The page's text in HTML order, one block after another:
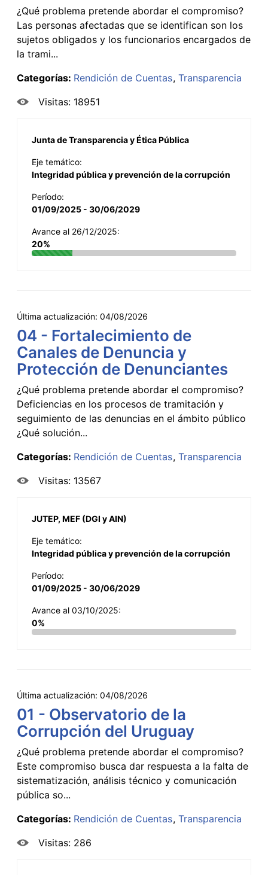
¿Qué problema pretende abordar el compromiso?
Las personas afectadas que se identifican son los
sujetos obligados y los funcionarios encargados de
la trami...
Categorías: Rendición de Cuentas Transparencia
Visitas: 18951
Junta de Transparencia y Ética Pública
Eje temático:
Integridad pública y prevención de la corrupción
Período:
01/09/2025 - 30/06/2029
Avance al 26/12/2025:
20%
Última actualización: 04/08/2026
04 - Fortalecimiento de
Canales de Denuncia y
Protección de Denunciantes
¿Qué problema pretende abordar el compromiso?
Deficiencias en los procesos de tramitación y
seguimiento de las denuncias en el ámbito público
¿Qué solución...
Categorías: Rendición de Cuentas Transparencia
Visitas: 13567
JUTEP, MEF (DGI y AIN)
Eje temático:
Integridad pública y prevención de la corrupción
Período:
01/09/2025 - 30/06/2029
Avance al 03/10/2025:
0%
Última actualización: 04/08/2026
01 - Observatorio de la
Corrupción del Uruguay
¿Qué problema pretende abordar el compromiso?
Este compromiso busca dar respuesta a la falta de
sistematización, análisis técnico y comunicación
pública so...
Categorías: Rendición de Cuentas Transparencia
Visitas: 286